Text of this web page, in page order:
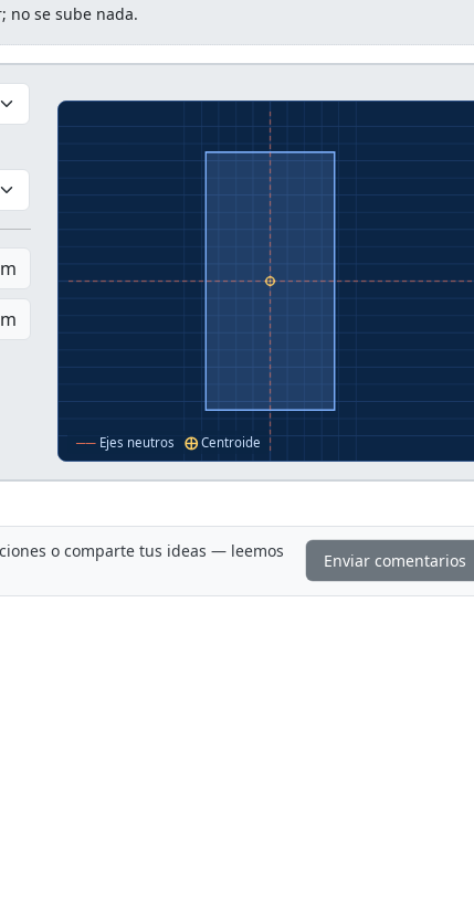
no se sube nada.
──Ejes neutros ⨁Centroide
o comparte tus ideas — leemos
Enviar comentarios